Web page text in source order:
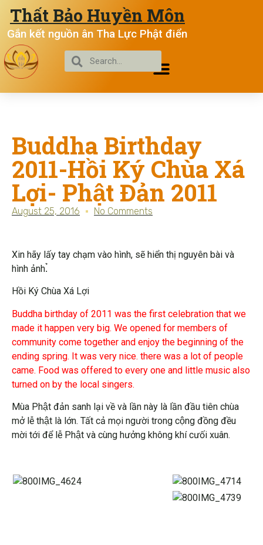
Thất Bảo Huyền Môn
Gắn kết nguồn ân Tha Lực Phật điển
Buddha Birthday
2011-Hồi Ký Chùa Xá
Lợi- Phật Đản 2011
August 25, 2016 No Comments
Xin hãy lấy tay chạm vào hình, sẽ hiển thị nguyên bài và
hình ảnh.̉
Hồi Ký Chùa Xá Lợi
Buddha birthday of 2011 was the first celebration that we
made it happen very big. We opened for members of
community come together and enjoy the beginning of the
ending spring. It was very nice. there was a lot of people
came. Food was offered to every one and little music also
turned on by the local singers.
Mùa Phật đản sanh lại về và lần này là lần đầu tiên chùa
mở lễ thật là lớn. Tất cả mọi người trong cộng đồng đều
mời tới để lễ Phật và cùng hưởng không khí cưối xuân.